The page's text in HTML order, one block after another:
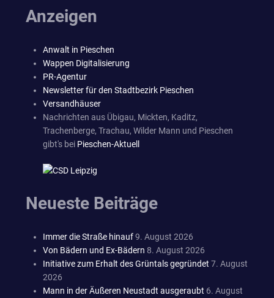
Anzeigen
Anwalt in Pieschen
Wappen Digitalisierung
PR-Agentur
Newsletter für den Stadtbezirk Pieschen
Versandhäuser
Nachrichten aus Übigau, Mickten, Kaditz,
Trachenberge, Trachau, Wilder Mann und Pieschen
gibt's bei Pieschen-Aktuell
Neueste Beiträge
Immer die Straße hinauf9. August 2026
Von Bädern und Ex-Bädern 8. August 2026
Initiative zum Erhalt des Grüntals gegründet 7. August
2026
Mann in der Äußeren Neustadt ausgeraubt 6. August